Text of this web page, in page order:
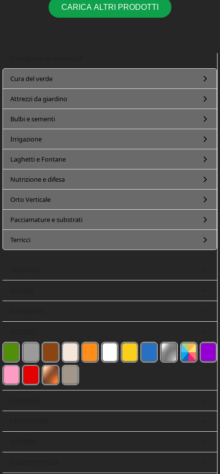
CARICA ALTRI PRODOTTI
Cura del verde
Attrezzi da giardino
Bulbi e sementi
Irrigazione
Laghetti e Fontane
Nutrizione e difesa
Orto Verticale
Pacciamature e substrati
Terricci
VERDEGRIGIOMARRONEBEIGE ARANCIONE
BIANCOGIALLOBLU
ARGENTO
(9)
VIOLA
ROSA ROSSORAMATO
(2)
TALPA